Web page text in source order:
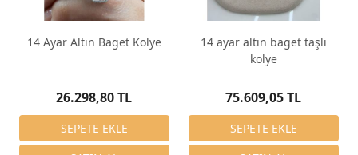
14 Ayar Altın Baget Kolye
26.298,80 TL
14 ayar altın baget taşli
kolye
75.609,05 TL